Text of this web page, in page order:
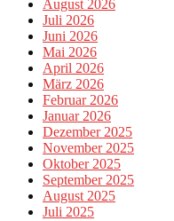
August 2026
Juli 2026
Juni 2026
Mai 2026
April 2026
März 2026
Februar 2026
Januar 2026
Dezember 2025
November 2025
Oktober 2025
September 2025
August 2025
Juli 2025